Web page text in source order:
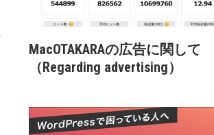
MacOTAKARAの広告に関して
（Regarding advertising）